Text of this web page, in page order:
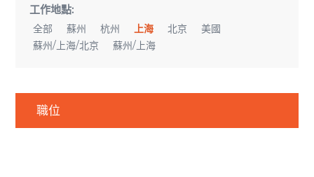
工作地點:
全部 蘇州 杭州 上海 北京
美國
蘇州/上海/北京
蘇州/上海
職位